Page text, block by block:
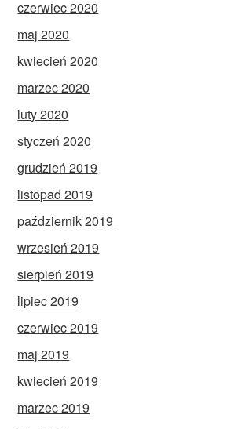
czerwiec 2020
maj 2020
kwiecień 2020
marzec 2020
luty 2020
styczeń 2020
grudzień 2019
listopad 2019
październik 2019
wrzesień 2019
sierpień 2019
lipiec 2019
czerwiec 2019
maj 2019
kwiecień 2019
marzec 2019